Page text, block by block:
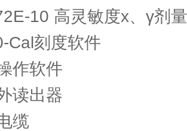
10 高灵敏度x、γ剂
Cal刻度软件
作软件
读出器
缆